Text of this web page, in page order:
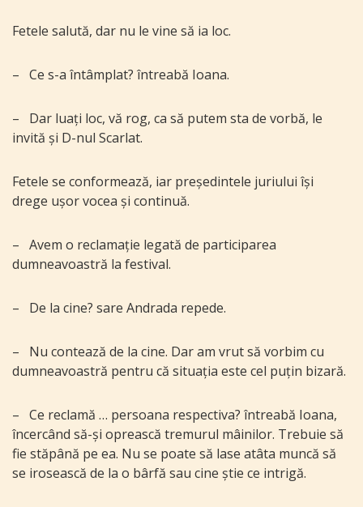
Fetele salută, dar nu le vine să ia loc.
– Ce s-a întâmplat? întreabă Ioana.
–
Dar luați loc, vă rog, ca să putem sta de vorbă, le
invită și D-nul Scarlat.
Fetele se conformează, iar președintele juriului își
drege ușor vocea și continuă.
– Avem o reclamație legată de participarea
dumneavoastră la festival.
– De la cine? sare Andrada repede.
–
Nu contează de la cine. Dar am vrut să vorbim cu
dumneavoastră pentru că situația este cel puțin bizară.
– Ce reclamă … persoana respectiva? întreabă Ioana,
încercând să-și oprească tremurul mâinilor. Trebuie să
fie stăpână pe ea. Nu se poate să lase atâta muncă să
se irosească de la o bârfă sau cine știe ce intrigă.